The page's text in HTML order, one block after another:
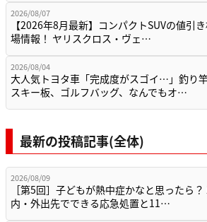
2026/08/07
【2026年8月最新】コンパクトSUVの値引
場情報！ ヤリスクロス・ヴェ…
2026/08/04
大人気トヨタ車「完成度がスゴイ…」釣り竿
スキー板、ゴルフバッグ、なんでもオ…
最新の投稿記事(全体)
2026/08/09
［第5回］子どもが熱中症かなと思ったら？
内・外出先でできる応急処置と11…